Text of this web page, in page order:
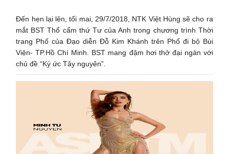
Đến hẹn lại lên, tối mai, 29/7/2018, NTK Việt Hùng sẽ cho ra
mắt BST Thổ cẩm thứ Tư của Anh trong chương trình Thời
trang Phố của Đạo diễn Đỗ Kim Khánh trên Phố đi bộ Bùi
Viện- TP.Hồ Chí Minh. BST mang đậm hơi thở đại ngàn với
chủ đề “Ký ức Tây nguyên”.